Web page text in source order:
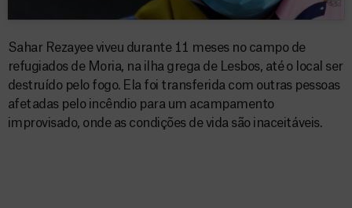
Sahar Rezayee viveu durante 11 meses no campo de
refugiados de Moria, na ilha grega de Lesbos, até o local ser
destruído pelo fogo. Ela foi transferida com outras pessoas
afetadas pelo incêndio para um acampamento
improvisado, onde as condições de vida são inaceitáveis.